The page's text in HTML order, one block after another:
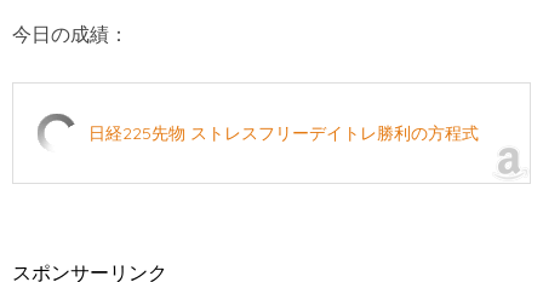
今日の成績：
日経225先物 ストレスフリーデイトレ勝利の方程式
スポンサーリンク